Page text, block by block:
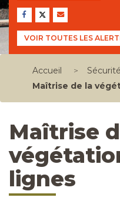
VOIR TOUTES LES
Accueil >
Maîtrise de la
Maîtrise
lignes